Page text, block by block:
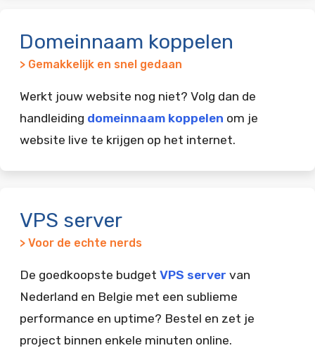
Domeinnaam koppelen
> Gemakkelijk en snel gedaan
Werkt jouw website nog niet? Volg dan de
handleiding domeinnaam koppelen om je
website live te krijgen op het internet.
VPS server
> Voor de echte nerds
De goedkoopste budget VPS server van
Nederland en Belgie met een sublieme
performance en uptime? Bestel en zet je
project binnen enkele minuten online.